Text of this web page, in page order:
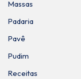
Massas
Padaria
Pavê
Pudim
Receitas